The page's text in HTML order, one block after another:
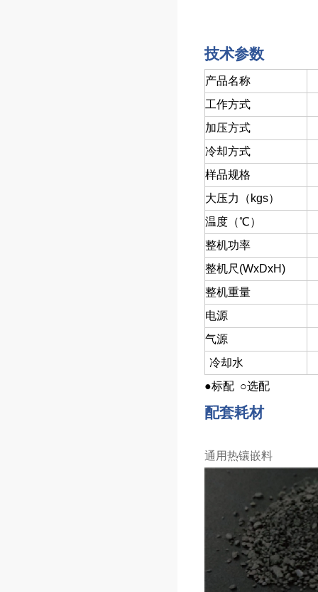
技术参数
产品名称
工作方式
加压方式
冷却方式
样品规格
大压力（kgs）
温度（℃）
整机功率
整机尺(WxDxH)
整机重量
电源
气源
冷却水
●标配 ○选配
配套耗材
通用热镶嵌料